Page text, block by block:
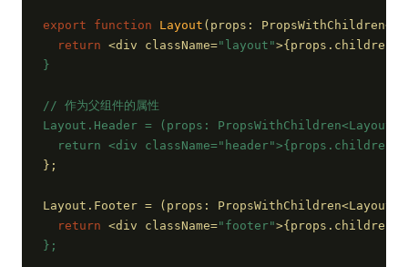
export function Layout ( props:
return <div className="layout">{props.children}<
}
// 作为父组件的属性
Layout.Header = (props:
return <div
};
Layout.Footer = ( props:
return <div className="footer">{props.children}<
};